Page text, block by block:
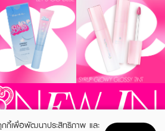
คุกกี้เพื่อพัฒนาประสิทธิภาพ และ